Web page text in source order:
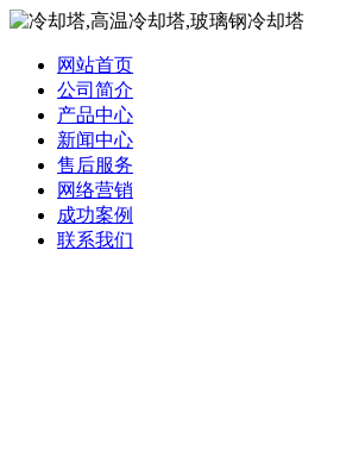
网站首页
公司简介
产品中心
新闻中心
售后服务
网络营销
成功案例
联系我们